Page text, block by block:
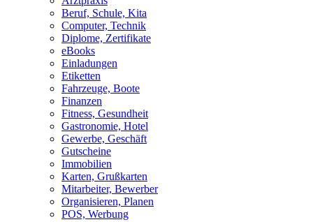
Beruf, Schule, Kita
Computer, Technik
Diplome, Zertifikate
eBooks
Einladungen
Etiketten
Fahrzeuge, Boote
Finanzen
Fitness, Gesundheit
Gastronomie, Hotel
Gewerbe, Geschäft
Gutscheine
Immobilien
Karten, Grußkarten
Mitarbeiter, Bewerber
Organisieren, Planen
POS, Werbung